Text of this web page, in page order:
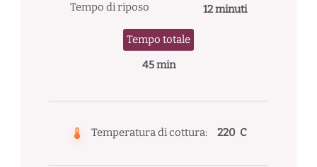
Tempo di riposo 12 minuti
Tempo totale
45 min
Temperatura di cottura: 220 C